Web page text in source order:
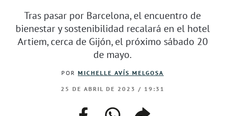
Tras pasar por Barcelona, el encuentro de
bienestar y sostenibilidad recalará en el hotel
Artiem, cerca de Gijón, el próximo sábado 20
de mayo.
POR MICHELLE AVÍS MELGOSA
25 DE ABRIL DE 2023 / 19:31
facebookwhatsappcompartir